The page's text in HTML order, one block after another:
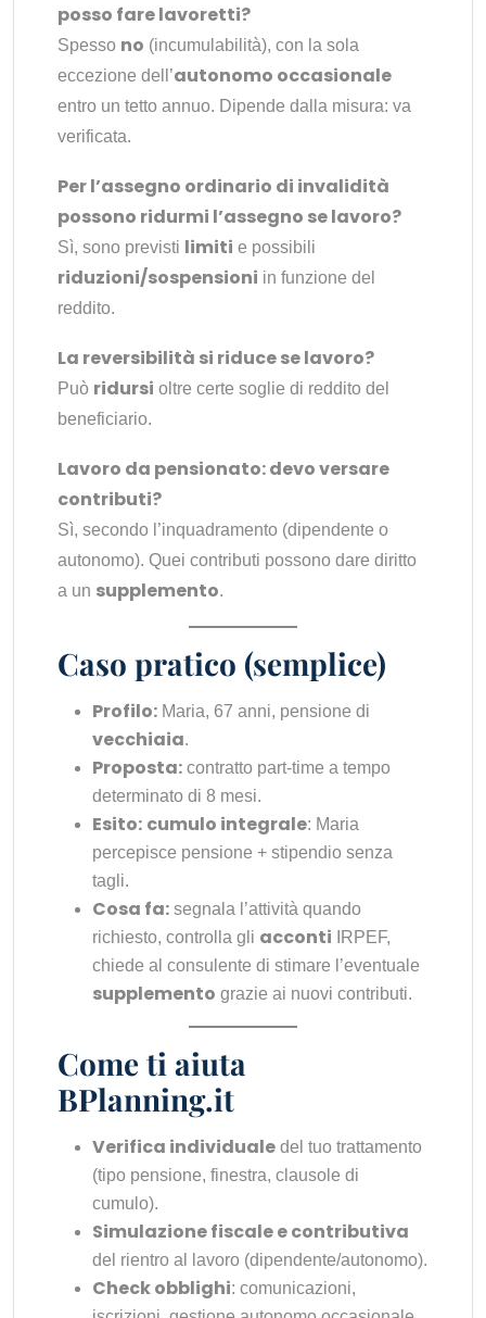
posso fare lavoretti?
Spesso no (incumulabilità), con la sola
eccezione dell’autonomo occasionale
entro un tetto annuo. Dipende dalla misura: va
verificata.
Per l’assegno ordinario di invalidità
possono ridurmi l’assegno se lavoro?
Sì, sono previsti limiti e possibili
riduzioni/sospensioni in funzione del
reddito.
La reversibilità si riduce se lavoro?
Può ridursi oltre certe soglie di reddito del
beneficiario.
Lavoro da pensionato: devo versare
contributi?
Sì, secondo l’inquadramento (dipendente o
autonomo). Quei contributi possono dare diritto
a un supplemento.
Caso pratico (semplice)
Profilo: Maria, 67 anni, pensione di
vecchiaia.
Proposta: contratto part-time a tempo
determinato di 8 mesi.
Esito: cumulo integrale: Maria
percepisce pensione + stipendio senza
tagli.
Cosa fa: segnala l’attività quando
richiesto, controlla gli acconti IRPEF,
chiede al consulente di stimare l’eventuale
supplemento grazie ai nuovi contributi.
Come ti aiuta
BPlanning.it
Verifica individuale del tuo trattamento
(tipo pensione, finestra, clausole di
cumulo).
Simulazione fiscale e contributiva
del rientro al lavoro (dipendente/autonomo).
Check obblighi: comunicazioni,